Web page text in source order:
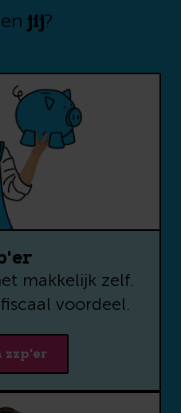
jij?
makkelijk zelf.
voordeel.
zzp'er